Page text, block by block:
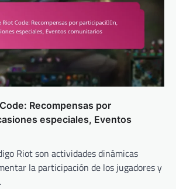
Recompensas por
especiales, Eventos
Riot son actividades dinámicas
la participación de los jugadores y